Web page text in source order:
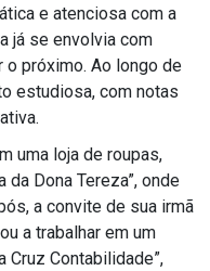
e atenciosa com a
já se envolvia com
próximo. Ao longo de
estudiosa, com notas
uma loja de roupas,
Dona Tereza”, onde
a convite de sua irmã
a trabalhar em um
Cruz Contabilidade”,